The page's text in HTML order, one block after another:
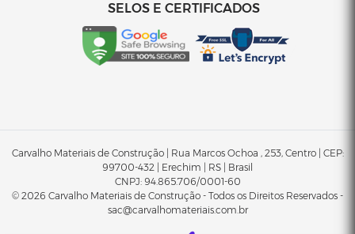
SELOS E CERTIFICADOS
Carvalho Materiais de Construção | Rua Marcos Ochoa , 253, Centro | CEP:
99700-432 | Erechim | RS | Brasil
CNPJ: 94.865.706/0001-60
© 2026 Carvalho Materiais de Construção - Todos os Direitos Reservados -
sac@carvalhomateriais.com.br